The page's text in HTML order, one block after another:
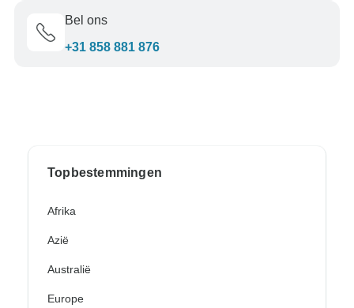
Bel ons
+31 858 881 876
Topbestemmingen
Afrika
Azië
Australië
Europe